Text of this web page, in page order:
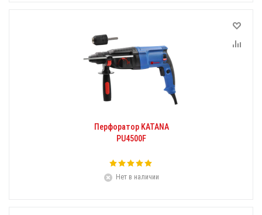
Перфоратор KATANA
PU4500F
Нет в наличии